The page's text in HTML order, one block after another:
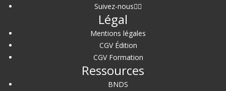
Suivez-nous
Légal
Mentions légales
CGV Édition
CGV Formation
Ressources
BNDS